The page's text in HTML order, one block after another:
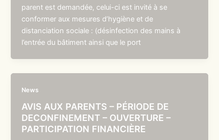
parent est demandée, celui-ci est invité à se
conformer aux mesures d’hygiène et de
distanciation sociale : (désinfection des mains à
l’entrée du bâtiment ainsi que le port
News
AVIS AUX PARENTS – PÉRIODE DE
DECONFINEMENT – OUVERTURE –
PARTICIPATION FINANCIÈRE